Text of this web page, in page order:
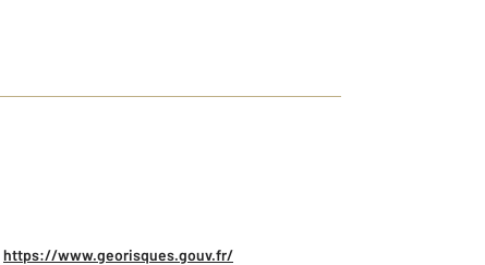
https://www.georisques.gouv.fr/